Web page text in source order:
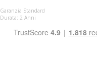
Garanzia Standard
Durata: 2 Anni